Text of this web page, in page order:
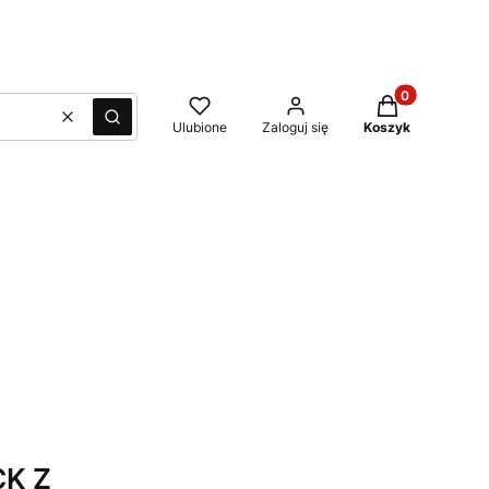
WyczyśćSzukaj Ulubione Zaloguj się
Produkty w
Koszyk
Z